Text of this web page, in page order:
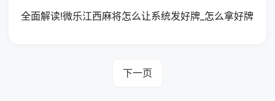
全面解读!微乐江西麻将怎么让系统发好牌_怎么拿好牌
下一页